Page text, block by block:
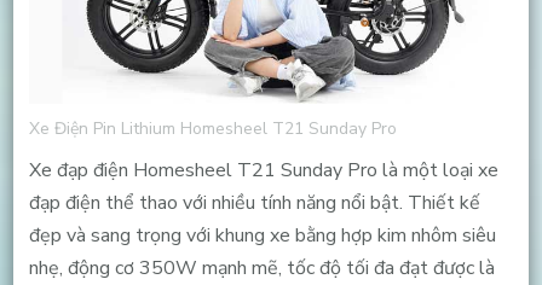
Xe Điện Pin Lithium Homesheel T21 Sunday Pro
Xe đạp điện Homesheel T21 Sunday Pro là một loại xe
đạp điện thể thao với nhiều tính năng nổi bật. Thiết kế
đẹp và sang trọng với khung xe bằng hợp kim nhôm siêu
nhẹ, động cơ 350W mạnh mẽ, tốc độ tối đa đạt được là